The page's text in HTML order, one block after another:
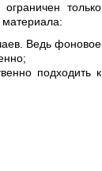
только
материала:
Ведь фоновое
подходить к